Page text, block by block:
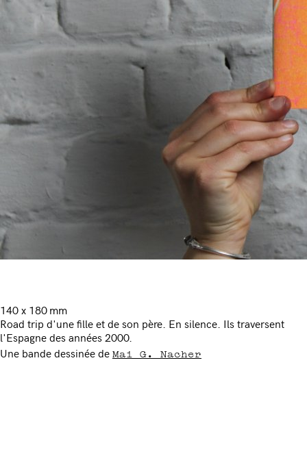
140 x 180 mm
Road trip d'une fille et de son père. En silence. Ils traversent
l'Espagne des années 2000.
Une bande dessinée de Mai G. Nacher